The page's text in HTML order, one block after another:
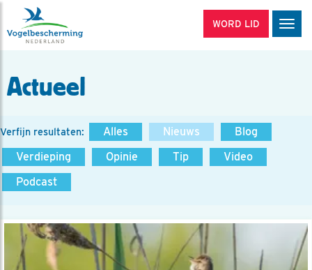
WORD LID
Actueel
Verfijn resultaten: Alles Nieuws
Blog
Verdieping
Opinie Tip
Video
Podcast